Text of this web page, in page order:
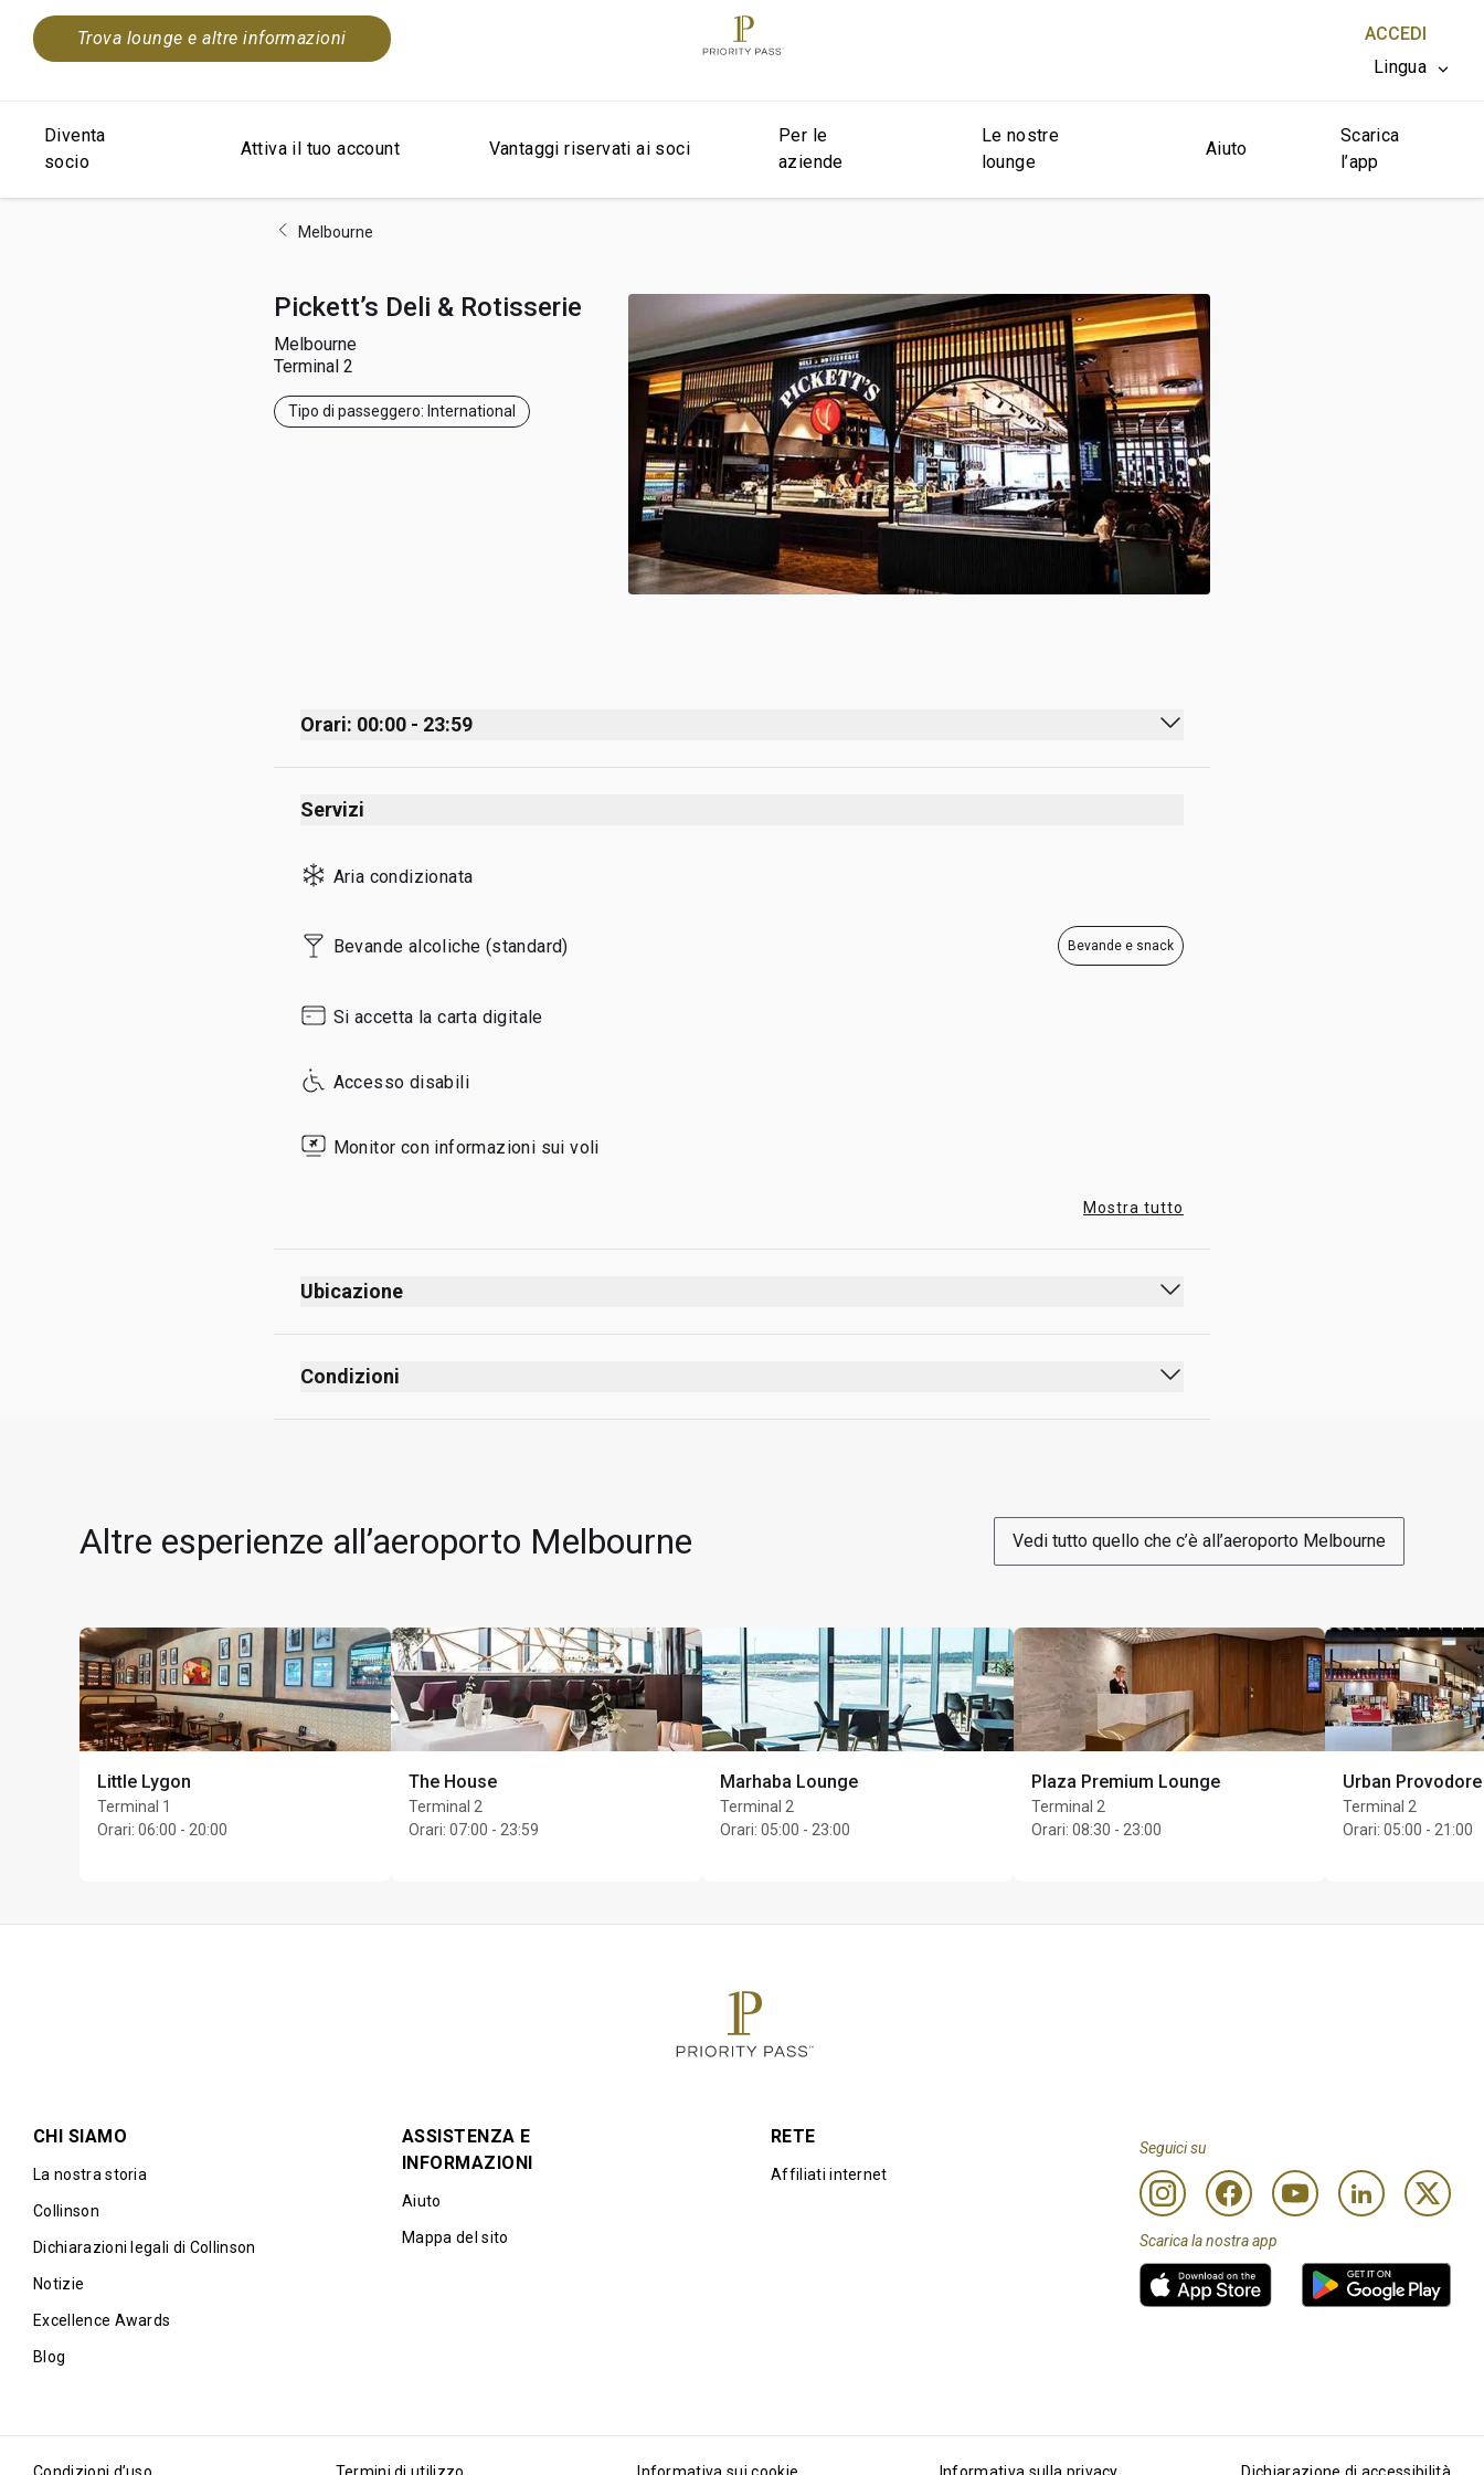
Trova lounge e altre informazioni
ACCEDI
Lingua
CHIUDI X
Diventa
socio
Attiva il tuo account Vantaggi riservati ai soci
Per le
aziende
Le nostre
lounge
Aiuto
Scarica
l’app
Melbourne
Pickett’s Deli & Rotisserie
Melbourne
Terminal 2
Tipo di passeggero: International
Orari: 00:00 - 23:59
Monday 00:00 - 23:59
Tuesday
Thursday
Friday 00:00 - 23:59
Sunday
Servizi
Aria condizionata
Bevande alcoliche (standard) Bevande e snack
Si accetta la carta digitale
Accesso disabili
Monitor con informazioni sui voli
Mostra tutto
Ubicazione
Condizioni
Massimo Unlimited ospiti per titolare di carta
Altre esperienze all’aeroporto Melbourne Vedi tutto quello che c’è all’aeroporto Melbourne
Little Lygon
Terminal 1
Orari: 06:00 - 20:00
The House
Terminal 2
Orari: 07:00 - 23:59
Marhaba Lounge
Terminal 2
Orari: 05:00 - 23:00
Plaza Premium Lounge
Terminal 2
Orari: 08:30 - 23:00
Urban Provodore
Terminal 2
Orari: 05:00 - 21:00
CHI SIAMO
La nostra storia
Collinson
Dichiarazioni legali di Collinson
Notizie
Excellence Awards
Blog
ASSISTENZA E
INFORMAZIONI
Aiuto
Mappa del sito
RETE
Affiliati internet
Seguici su
Scarica la nostra app